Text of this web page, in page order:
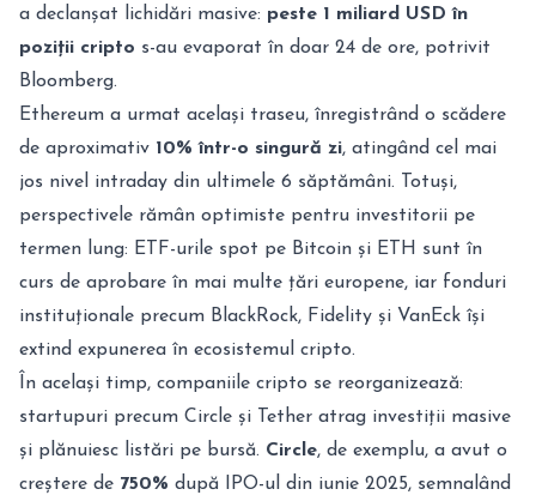
a declanșat lichidări masive: peste 1 miliard USD în
poziții cripto s-au evaporat în doar 24 de ore, potrivit
Bloomberg.
Ethereum a urmat același traseu, înregistrând o scădere
de aproximativ 10% într-o singură zi, atingând cel mai
jos nivel intraday din ultimele 6 săptămâni. Totuși,
perspectivele rămân optimiste pentru investitorii pe
termen lung: ETF-urile spot pe Bitcoin și ETH sunt în
curs de aprobare în mai multe țări europene, iar fonduri
instituționale precum BlackRock, Fidelity și VanEck își
extind expunerea în ecosistemul cripto.
În același timp, companiile cripto se reorganizează:
startupuri precum Circle și Tether atrag investiții masive
și plănuiesc listări pe bursă. Circle, de exemplu, a avut o
creștere de 750% după IPO-ul din iunie 2025, semnalând